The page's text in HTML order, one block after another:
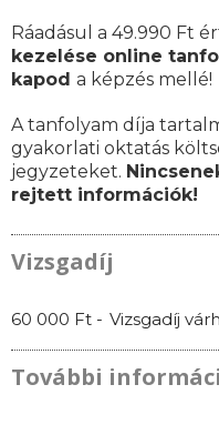
Ráadásul a 49.990 Ft
kezelése online
kapod a képzés mellé!
A tanfolyam díja
gyakorlati oktatás
jegyzeteket.
rejtett információk!
Vizsgadíj
60 000 Ft - Vizsgadíj
További